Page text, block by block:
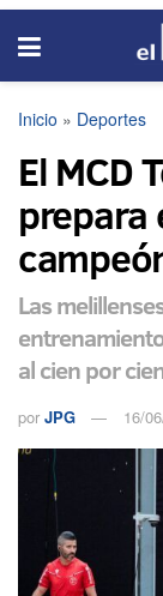
Inicio » Deportes
El MCD
prepara
Las
al cien por
por JPG 16/